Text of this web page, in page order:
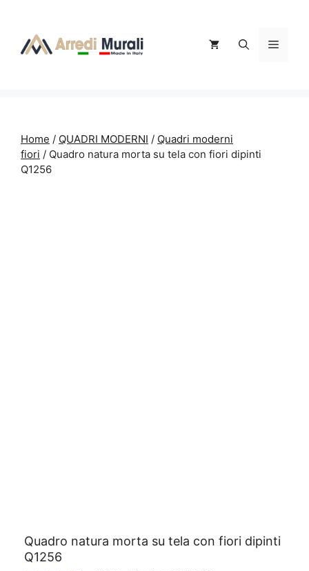
contenuto
Menu
Home / QUADRI MODERNI / Quadri moderni
fiori / Quadro natura morta su tela con fiori dipinti
Q1256
Quadro natura morta su tela con fiori dipinti
Q1256